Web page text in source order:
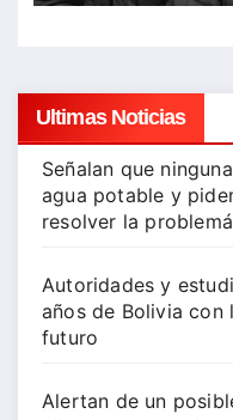
Ultimas Noticias
Señalan que
agua potable y
resolver la
Autoridades y
años de Bolivia con
futuro
Alertan de un